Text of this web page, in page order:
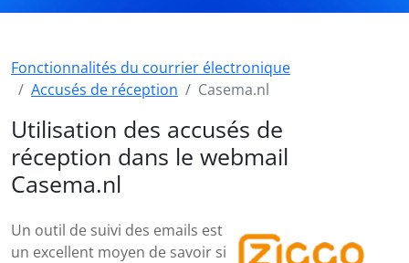
Fonctionnalités du courrier électronique
Accusés de réception
Casema.nl
Utilisation des accusés de
réception dans le webmail
Casema.nl
Un outil de suivi des emails est
un excellent moyen de savoir si